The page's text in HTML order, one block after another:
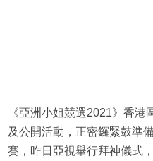
《亞洲小姐競選2021》香
及公開活動，正密鑼緊鼓準
賽，昨日亞視舉行拜神儀式